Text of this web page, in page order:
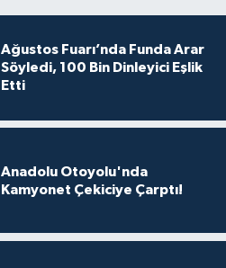
Ağustos Fuarı’nda Funda Arar
Söyledi, 100 Bin Dinleyici Eşlik
Etti
Anadolu Otoyolu'nda
Kamyonet Çekiciye Çarptı!